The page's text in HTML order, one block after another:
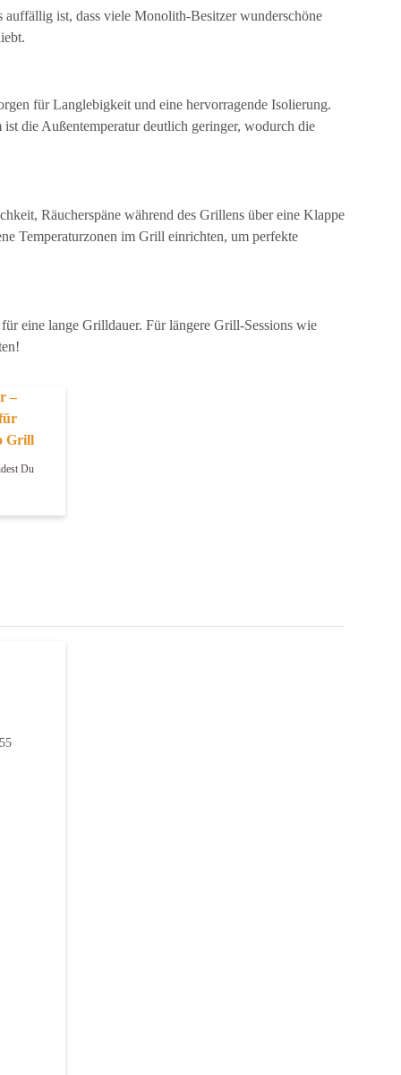
ist, dass viele Monolith-Besitzer wunderschöne
für Langlebigkeit und eine hervorragende Isolierung.
die Außentemperatur deutlich geringer, wodurch die
Räucherspäne während des Grillens über eine Klappe
Temperaturzonen im Grill einrichten, um perfekte
eine lange Grilldauer. Für längere Grill-Sessions wie
–
Grill
Du